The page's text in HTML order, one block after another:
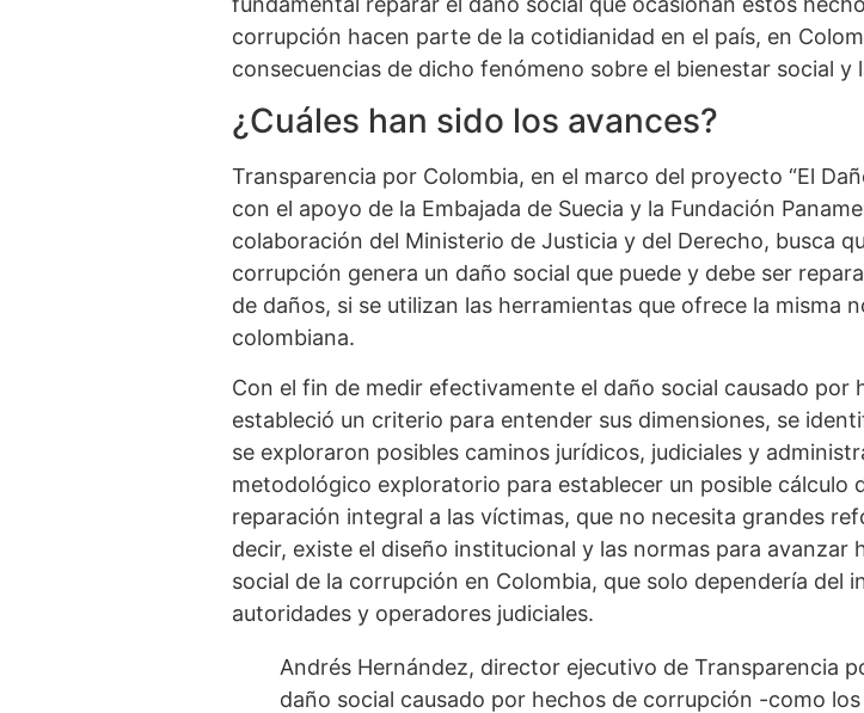
corrupción hacen parte de la cotidianidad en el país, en
consecuencias de dicho fenómeno sobre el bienestar social y
¿Cuáles han sido los avances?
Transparencia por Colombia, en el marco del proyecto “El
con el apoyo de la Embajada de Suecia y la Fundación
colaboración del Ministerio de Justicia y del Derecho, busca
corrupción genera un daño social que puede y debe ser
de daños, si se utilizan las herramientas que ofrece la misma
colombiana.
Con el fin de medir efectivamente el daño social causado por
estableció un criterio para entender sus dimensiones, se
se exploraron posibles caminos jurídicos, judiciales y
metodológico exploratorio para establecer un posible cálculo
reparación integral a las víctimas, que no necesita grandes
decir, existe el diseño institucional y las normas para avanzar
social de la corrupción en Colombia, que solo dependería del
autoridades y operadores judiciales.
Andrés Hernández, director ejecutivo de Transparencia
daño social causado por hechos de corrupción -como